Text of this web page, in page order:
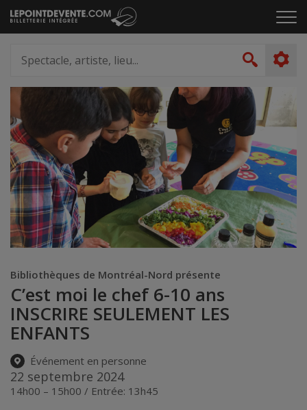
Passer
au
le
artiste,
lieu...
Bibliothèques de Montréal-Nord présente
C’est moi le chef 6-10 ans
INSCRIRE SEULEMENT LES
ENFANTS
Événement en personne
22 septembre 2024
14h00 – 15h00 / Entrée: 13h45